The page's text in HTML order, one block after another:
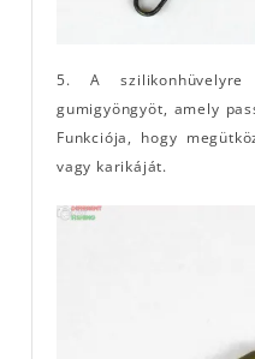
5. A
gumigyöngyöt, amely
Funkciója, hogy
vagy karikáját.